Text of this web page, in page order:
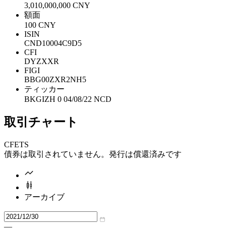
3,010,000,000 CNY
額面
100 CNY
ISIN
CND10004C9D5
CFI
DYZXXR
FIGI
BBG00ZXR2NH5
ティッカー
BKGIZH 0 04/08/22 NCD
取引チャート
CFETS
債券は取引されていません。発行は償還済みです
アーカイブ
—